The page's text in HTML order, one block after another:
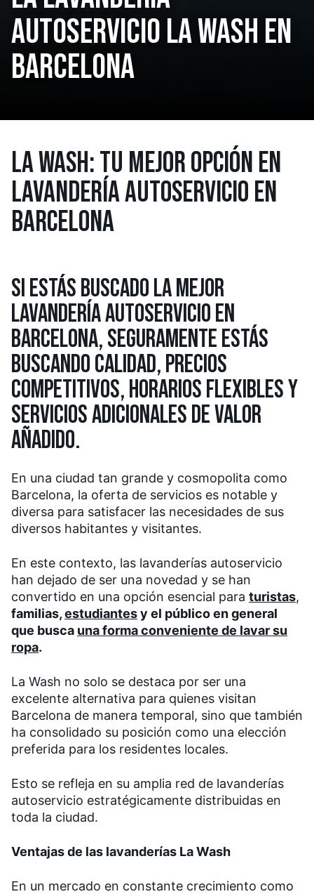
AUTOSERVICIO LA WASH EN
BARCELONA
LA WASH: TU MEJOR OPCIÓN EN
LAVANDERÍA AUTOSERVICIO EN
BARCELONA
SI ESTÁS BUSCADO LA MEJOR
LAVANDERÍA AUTOSERVICIO EN
BARCELONA, SEGURAMENTE ESTÁS
BUSCANDO CALIDAD, PRECIOS
COMPETITIVOS, HORARIOS FLEXIBLES Y
SERVICIOS ADICIONALES DE VALOR
AÑADIDO.
En una ciudad tan grande y cosmopolita como
Barcelona, la oferta de servicios es notable y
diversa para satisfacer las necesidades de sus
diversos habitantes y visitantes.
En este contexto, las lavanderías autoservicio
han dejado de ser una novedad y se han
convertido en una opción esencial para turistas,
familias,estudiantesy el público en general
que busca una forma conveniente de lavar su
ropa.
La Wash no solo se destaca por ser una
excelente alternativa para quienes visitan
Barcelona de manera temporal, sino que también
ha consolidado su posición como una elección
preferida para los residentes locales.
Esto se refleja en su amplia red de lavanderías
autoservicio estratégicamente distribuidas en
toda la ciudad.
Ventajas de las lavanderías La Wash
En un mercado en constante crecimiento como